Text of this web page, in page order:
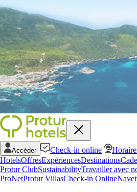
Accéder Check-in online
HotelsOffresExpériencesDestinations
Protur ClubSustainabilityTravailler avec
ProNetProtur VillasCheck-in Online